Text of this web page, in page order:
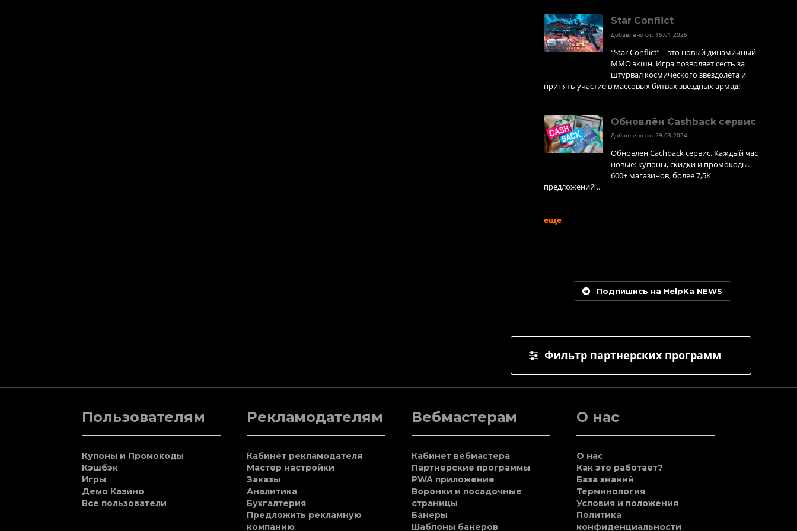
Star Conflict
Добавлено от: 15.01.2025
“Star Conflict” – это новый динамичный
MMO экшн. Игра позволяет сесть за
штурвал космического звездолета и
принять участие в массовых битвах звездных армад!
Обновлён Cashback сервис
Добавлено от: 29.03.2024
Обновлён Cachback сервис. Каждый час
новые: купоны, скидки и промокоды.
600+ магазинов, более 7,5K
предложений ..
еще
Подпишись на HelpKa NEWS
Фильтр партнерских программ
Пользователям
Купоны и Промокоды
Кэшбэк
Игры
Демо Казино
Все пользователи
Рекламодателям
Кабинет рекламодателя
Мастер настройки
Заказы
Аналитика
Бухгалтерия
Предложить рекламную
компанию
Вебмастерам
Кабинет вебмастера
Партнерские программы
PWA приложение
Воронки и посадочные
страницы
Банеры
Шаблоны банеров
О нас
О нас
Как это работает?
База знаний
Терминология
Условия и положения
Политика
конфиденциальности